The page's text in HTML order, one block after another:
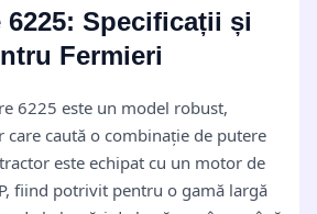
6225: Specificații și
Fermieri
6225 este un model robust,
caută o combinație de putere
este echipat cu un motor de
fiind potrivit pentru o gamă largă